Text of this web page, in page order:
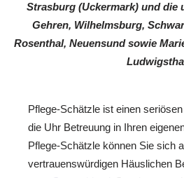
Strasburg (Uckermark) und die
Gehren, Wilhelmsburg,
Rosenthal, Neuensund sowie
Pflege-Schätzle ist einen
die Uhr Betreuung in Ihren
Pflege-Schätzle können Sie sich
vertrauenswürdigen Häuslichen